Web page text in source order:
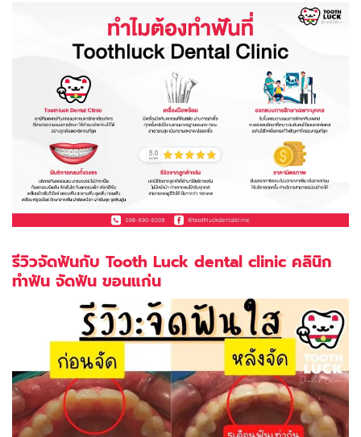
รีวิวจัดฟันกับ Tooth Luck dental clinic คลินิก
ทำฟัน จัดฟัน ขอนแก่น